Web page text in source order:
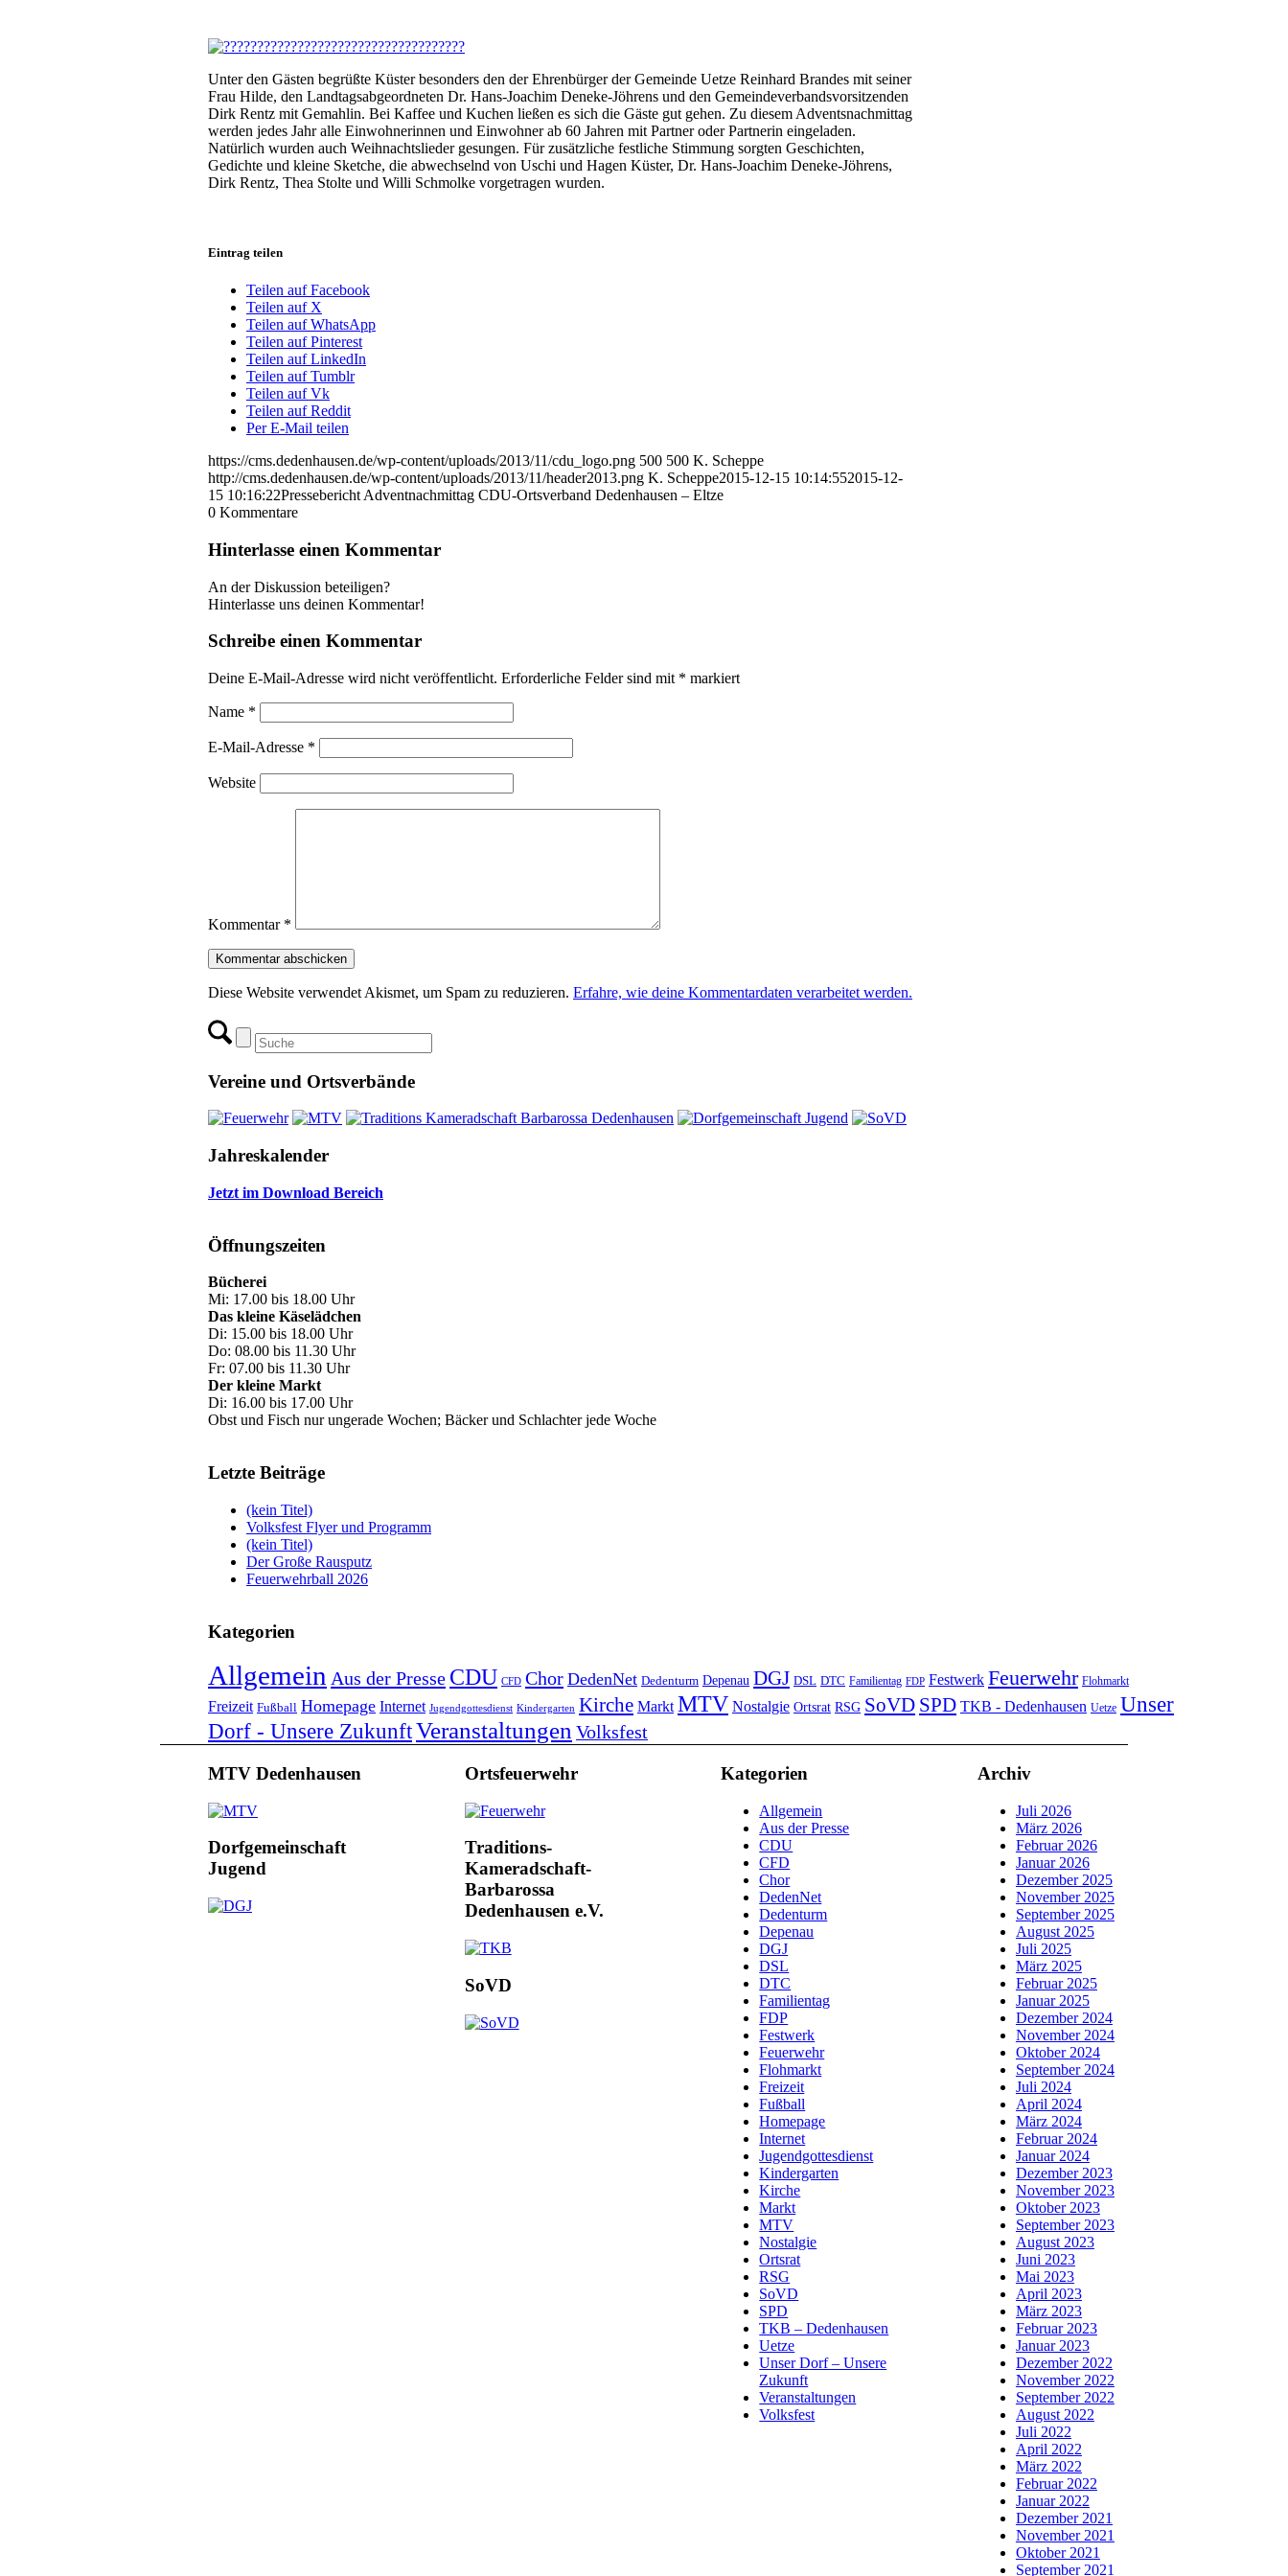
Unter den Gästen begrüßte Küster besonders den der Ehrenbürger der Gemeinde Uetze Reinhard Brandes mit seiner
Frau Hilde, den Landtagsabgeordneten Dr. Hans-Joachim Deneke-Jöhrens und den Gemeindeverbandsvorsitzenden
Dirk Rentz mit Gemahlin. Bei Kaffee und Kuchen ließen es sich die Gäste gut gehen. Zu diesem Adventsnachmittag
werden jedes Jahr alle Einwohnerinnen und Einwohner ab 60 Jahren mit Partner oder Partnerin eingeladen.
Natürlich wurden auch Weihnachtslieder gesungen. Für zusätzliche festliche Stimmung sorgten Geschichten,
Gedichte und kleine Sketche, die abwechselnd von Uschi und Hagen Küster, Dr. Hans-Joachim Deneke-Jöhrens,
Dirk Rentz, Thea Stolte und Willi Schmolke vorgetragen wurden.
Eintrag teilen
Teilen auf Facebook
Teilen auf X
Teilen auf WhatsApp
Teilen auf Pinterest
Teilen auf LinkedIn
Teilen auf Tumblr
Teilen auf Vk
Teilen auf Reddit
Per E-Mail teilen
https://cms.dedenhausen.de/wp-content/uploads/2013/11/cdu_logo.png 500 500 K. Scheppe
http://cms.dedenhausen.de/wp-content/uploads/2013/11/header2013.png K. Scheppe2015-12-15 10:14:552015-12-
15 10:16:22Pressebericht Adventnachmittag CDU-Ortsverband Dedenhausen – Eltze
0 Kommentare
Hinterlasse einen Kommentar
An der Diskussion beteiligen?
Hinterlasse uns deinen Kommentar!
Schreibe einen Kommentar
Deine E-Mail-Adresse wird nicht veröffentlicht. Erforderliche Felder sind mit * markiert
Name *
E-Mail-Adresse *
Website
Kommentar *
Diese Website verwendet Akismet, um Spam zu reduzieren. Erfahre, wie deine Kommentardaten verarbeitet werden.
Vereine und Ortsverbände
Jahreskalender
Jetzt im Download Bereich
Öffnungszeiten
Bücherei
Mi: 17.00 bis 18.00 Uhr
Das kleine Käselädchen
Di: 15.00 bis 18.00 Uhr
Do: 08.00 bis 11.30 Uhr
Fr: 07.00 bis 11.30 Uhr
Der kleine Markt
Di: 16.00 bis 17.00 Uhr
Obst und Fisch nur ungerade Wochen; Bäcker und Schlachter jede Woche
Letzte Beiträge
(kein Titel)
Volksfest Flyer und Programm
(kein Titel)
Der Große Rausputz
Feuerwehrball 2026
Kategorien
Allgemein Aus der Presse CDU CFD Chor DedenNet Dedenturm Depenau DGJ DSL DTC Familientag FDP Festwerk Feuerwehr Flohmarkt
Freizeit Fußball Homepage Internet Jugendgottesdienst Kindergarten Kirche Markt MTV Nostalgie Ortsrat RSG SoVD SPD TKB - Dedenhausen Uetze Unser
Dorf - Unsere ZukunftVeranstaltungen Volksfest
MTV Dedenhausen
Dorfgemeinschaft
Jugend
Ortsfeuerwehr
Traditions-
Kameradschaft-
Barbarossa
Dedenhausen e.V.
SoVD
Kategorien
Allgemein
Aus der Presse
CDU
CFD
Chor
DedenNet
Dedenturm
Depenau
DGJ
DSL
DTC
Familientag
FDP
Festwerk
Feuerwehr
Flohmarkt
Freizeit
Fußball
Homepage
Internet
Jugendgottesdienst
Kindergarten
Kirche
Markt
MTV
Nostalgie
Ortsrat
RSG
SoVD
SPD
TKB – Dedenhausen
Uetze
Unser Dorf – Unsere
Zukunft
Veranstaltungen
Volksfest
Archiv
Juli 2026
März 2026
Februar 2026
Januar 2026
Dezember 2025
November 2025
September 2025
August 2025
Juli 2025
März 2025
Februar 2025
Januar 2025
Dezember 2024
November 2024
Oktober 2024
September 2024
Juli 2024
April 2024
März 2024
Februar 2024
Januar 2024
Dezember 2023
November 2023
Oktober 2023
September 2023
August 2023
Juni 2023
Mai 2023
April 2023
März 2023
Februar 2023
Januar 2023
Dezember 2022
November 2022
September 2022
August 2022
Juli 2022
April 2022
März 2022
Februar 2022
Januar 2022
Dezember 2021
November 2021
Oktober 2021
September 2021